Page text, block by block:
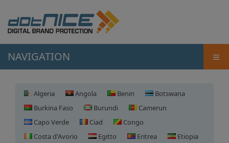
NAVIGATION ≡
Algeria Angola Benin
Botswana
Burkina Faso
Burundi
Camerun
Capo Verde
Ciad
Congo
Costa d'Avorio
Egitto Eritrea
Etiopia